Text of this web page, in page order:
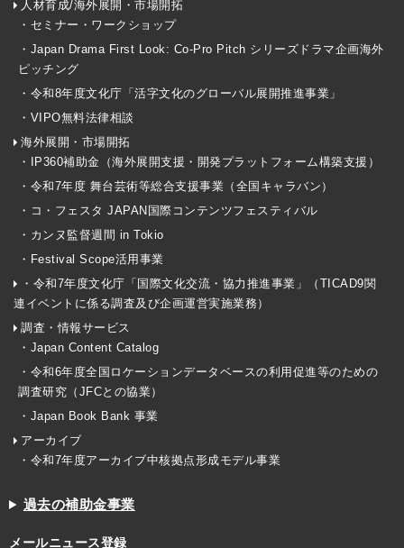
人材育成/海外展開・市場開拓
・セミナー・ワークショップ
・Japan Drama First Look: Co-Pro Pitch シリーズドラマ企画海外
ピッチング
・令和8年度文化庁「活字文化のグローバル展開推進事業」
・VIPO無料法律相談
海外展開・市場開拓
・IP360補助金（海外展開支援・開発プラットフォーム構築支援）
・令和7年度 舞台芸術等総合支援事業（全国キャラバン）
・コ・フェスタ JAPAN国際コンテンツフェスティバル
・カンヌ監督週間 in Tokio
・Festival Scope活用事業
・令和7年度文化庁「国際文化交流・協力推進事業」（TICAD9関
連イベントに係る調査及び企画運営実施業務）
調査・情報サービス
・Japan Content Catalog
・令和6年度全国ロケーションデータベースの利用促進等のための
調査研究（JFCとの協業）
・Japan Book Bank 事業
アーカイブ
・令和7年度アーカイブ中核拠点形成モデル事業
過去の補助金事業
メールニュース登録